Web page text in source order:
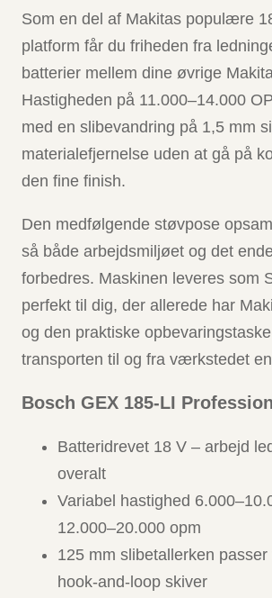
Som en del af Makitas populære
platform får du friheden fra
batterier mellem dine øvrige
Hastigheden på 11.000–14.000
med en slibevandring på 1,5 mm
materialefjernelse uden at gå på
den fine finish.
Den medfølgende støvpose
så både arbejdsmiljøet og det
forbedres. Maskinen leveres som
perfekt til dig, der allerede har
og den praktiske
transporten til og fra værkstedet
Bosch GEX 185-LI
Batteridrevet 18 V – arbejd
overalt
Variabel hastighed
12.000–20.000 opm
125 mm slibetallerken passer
hook-and-loop skiver